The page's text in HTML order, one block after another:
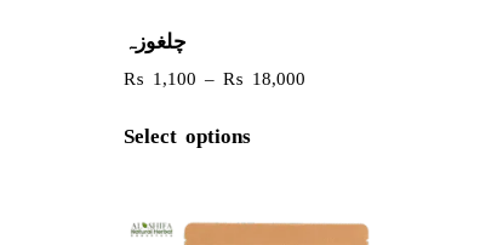
چلغوزہ
₨ 1,100 – ₨ 18,000
Select options